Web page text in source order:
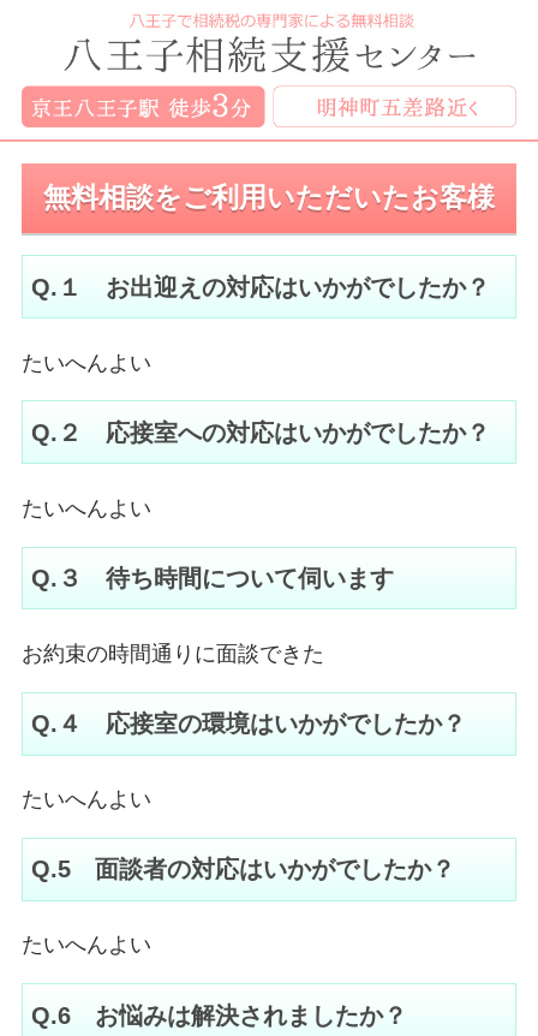
無料相談をご利用いただいたお客様
Q.１ お出迎えの対応はいかがでしたか？
たいへんよい
Q.２ 応接室への対応はいかがでしたか？
たいへんよい
Q.３ 待ち時間について伺います
お約束の時間通りに面談できた
Q.４ 応接室の環境はいかがでしたか？
たいへんよい
Q.5 面談者の対応はいかがでしたか？
たいへんよい
Q.6 お悩みは解決されましたか？